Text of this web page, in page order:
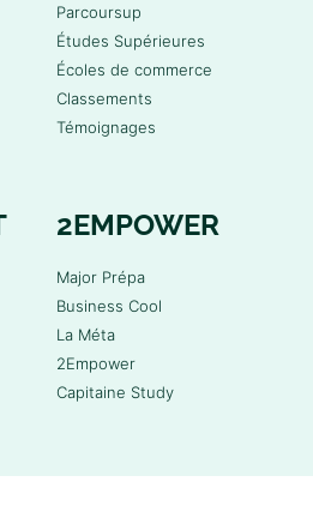
Parcoursup
Études Supérieures
Écoles de commerce
Classements
Témoignages
2EMPOWER
Major Prépa
Business Cool
La Méta
2Empower
Capitaine Study